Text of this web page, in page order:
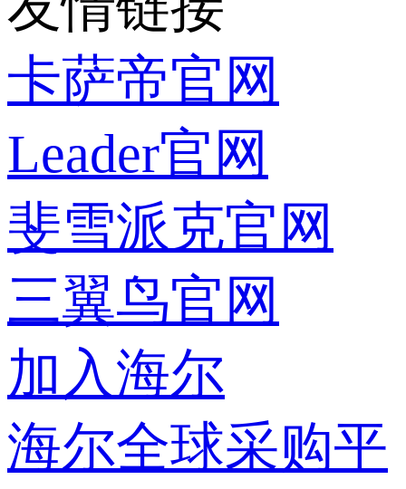
卡萨帝官网
Leader官网
斐雪派克官网
三翼鸟官网
加入海尔
海尔全球采购平